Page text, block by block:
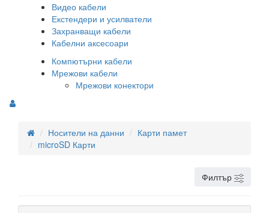
Видео кабели
Екстендери и усилватели
Захранващи кабели
Кабелни аксесоари
Компютърни кабели
Мрежови кабели
Мрежови конектори
Носители на данни
Карти памет
microSD Карти
Филтър